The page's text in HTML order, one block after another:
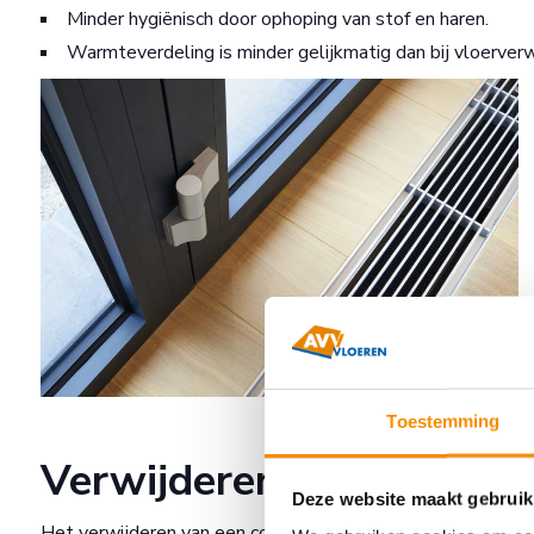
Toestemming
Deze website maakt
Minder hygiënisch door ophoping van stof en haren.
Warmteverdeling is minder gelijkmatig dan bij
Verwijderen van een